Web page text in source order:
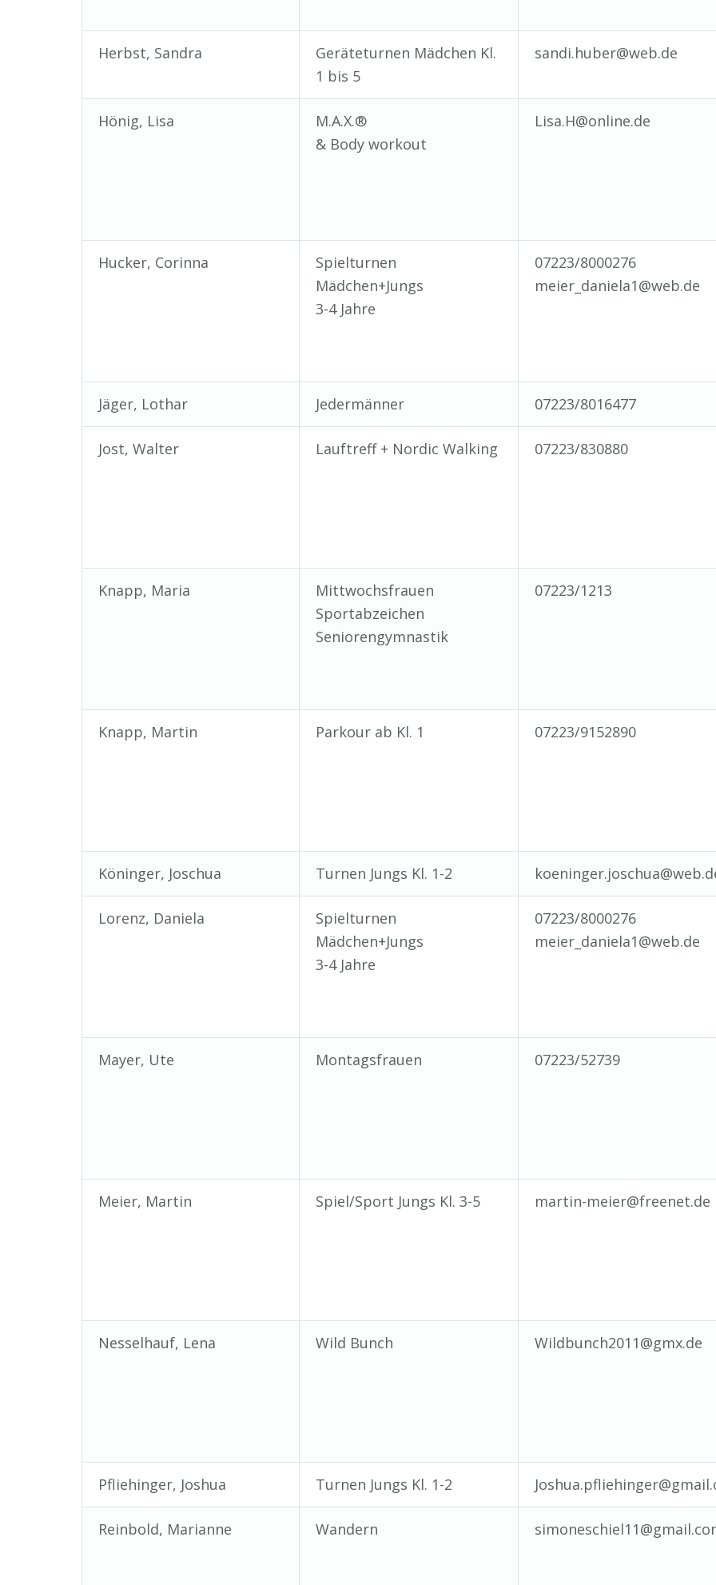
Herbst, Sandra
Geräteturnen Mädchen Kl.
1 bis 5
sandi.huber@web.de
Hönig, Lisa
M.A.X.®️
& Body workout
Lisa.H@online.de
Hucker, Corinna
Spielturnen
Mädchen+Jungs
3-4 Jahre
07223/8000276
meier_daniela1@web.de
Jäger, Lothar Jedermänner 07223/8016477
Jost, Walter Lauftreff + Nordic Walking 07223/830880
Knapp, Maria
Mittwochsfrauen
Sportabzeichen
Seniorengymnastik
07223/1213
Knapp, Martin Parkour ab Kl. 1 07223/9152890
Köninger, Joschua Turnen Jungs Kl. 1-2
Lorenz, Daniela
Spielturnen
Mädchen+Jungs
3-4 Jahre
07223/8000276
meier_daniela1@web.de
Mayer, Ute Montagsfrauen 07223/52739
Meier, Martin Spiel/Sport Jungs Kl. 3-5 martin-meier@freenet.de
Nesselhauf, Lena Wild Bunch Wildbunch2011@gmx.de
Pfliehinger, Joshua Turnen Jungs Kl. 1-2
Reinbold, Marianne Wandern